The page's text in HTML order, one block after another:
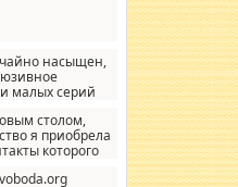
насыщен,
малых серий
в MebelOk,
в порядке,
а это не
столом,
я приобрела
которого